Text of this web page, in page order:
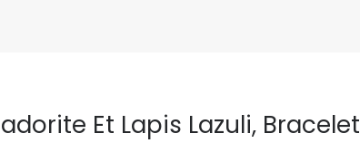
Et Lapis Lazuli, Bracelet